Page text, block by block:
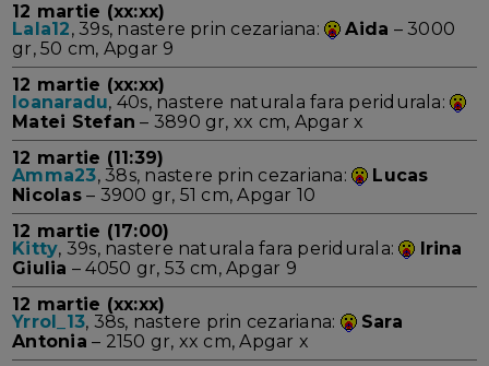
12 martie (xx:xx)
Lala12, 39s, nastere prin cezariana: Aida – 3000
gr, 50 cm, Apgar 9
12 martie (xx:xx)
Ioanaradu, 40s, nastere naturala fara peridurala:
Matei Stefan – 3890 gr, xx cm, Apgar x
12 martie (11:39)
Amma23, 38s, nastere prin cezariana:
Lucas
Nicolas– 3900 gr, 51 cm, Apgar 10
12 martie (17:00)
Kitty, 39s, nastere naturala fara peridurala:
Irina
Giulia – 4050 gr, 53 cm, Apgar 9
12 martie (xx:xx)
Yrrol_13, 38s, nastere prin cezariana:
Sara
Antonia – 2150 gr, xx cm, Apgar x